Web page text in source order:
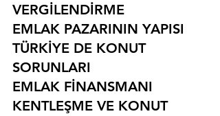
VERGİLENDİRME
EMLAK PAZARININ YAPISI
TÜRKİYE DE KONUT
SORUNLARI
EMLAK FİNANSMANI
KENTLEŞME VE KONUT